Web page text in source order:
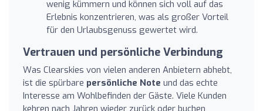
wenig kümmern und können sich voll auf das
Erlebnis konzentrieren, was als großer Vorteil
für den Urlaubsgenuss gewertet wird.
Vertrauen und persönliche Verbindung
Was Clearskies von vielen anderen Anbietern abhebt,
ist die spürbare persönliche Note und das echte
Interesse am Wohlbefinden der Gäste. Viele Kunden
kehren nach Jahren wieder zurück oder buchen